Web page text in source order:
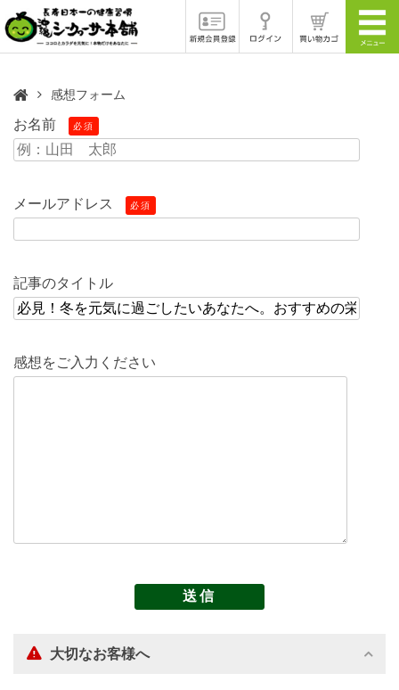
感想フォーム
お名前 必須
メールアドレス 必須
記事のタイトル
感想をご入力ください
大切なお客様へ